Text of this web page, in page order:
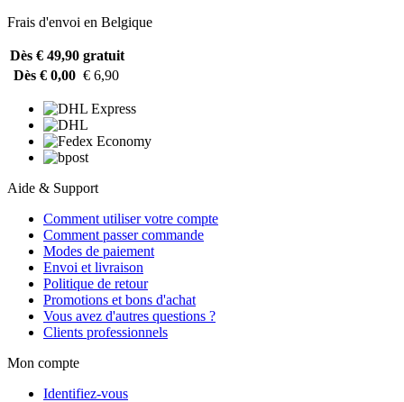
Frais d'envoi en Belgique
Dès € 49,90 gratuit
Dès € 0,00 € 6,90
Aide & Support
Comment utiliser votre compte
Comment passer commande
Modes de paiement
Envoi et livraison
Politique de retour
Promotions et bons d'achat
Vous avez d'autres questions ?
Clients professionnels
Mon compte
Identifiez-vous